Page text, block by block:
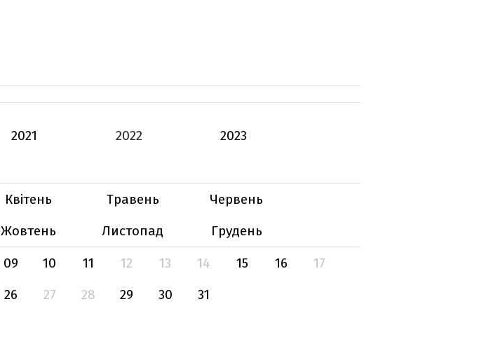
2021 2022
2023
Квітень Травень
Червень
Жовтень Листопад
Грудень
09 10 11 12 13 14 15 16
17
26 27 28 29 30 31